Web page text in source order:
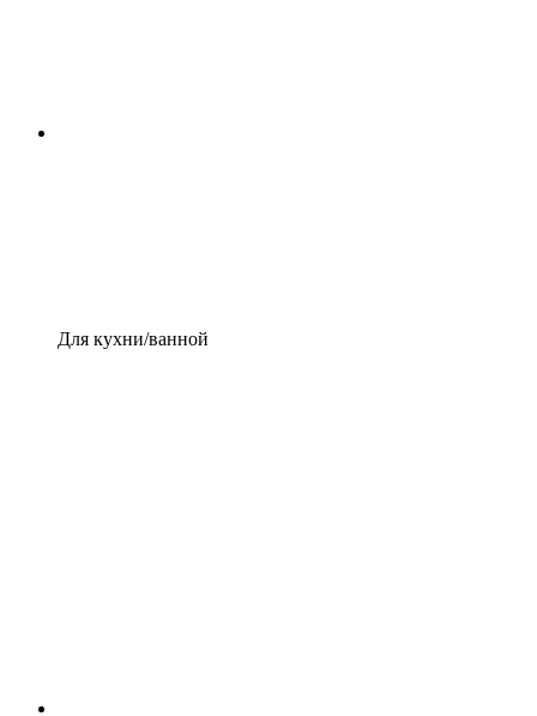
Для кухни/ванной